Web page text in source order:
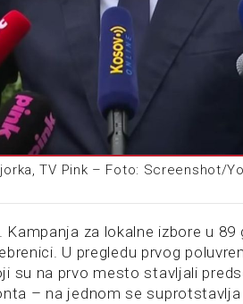
TV Pink – Foto: Screenshot/
za lokalne izbore u 89
U pregledu prvog
su na prvo mesto stavljali
– na jednom se